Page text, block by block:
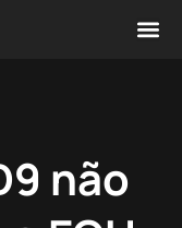
não